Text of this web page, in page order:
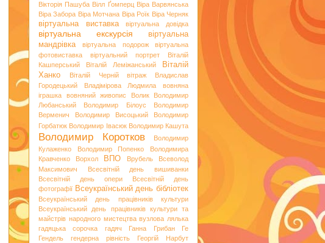
Вікторія Пашуба Вілл Ґомперц Віра Варвянська
Віра Забора Віра Мотчана Віра Роїк Віра Черняк
віртуальна виставка віртуальна довідка
віртуальна екскурсія
віртуальна
мандрівка
віртуальна подорож
віртуальна
фотовиставка
віртуальний портрет
Віталій
Кашперський
Віталій Леміжанський
Віталій
Ханко
Віталій Черній вітраж
Владислав
Городецький
Владімірова Людмила
вовняна
іграшка
вовняний живопис Волик
Володимир
Любанський
Володимир Білоус
Володимир
Верменич
Володимир Висоцький
Володимир
Горбатюк Володимир Івасюк Володимир Кашута
Володимир Коротков
Володимир
Кулаженко
Володимир Попенко
Володимира
Кравченко
Ворхол ВПО Врубель
Всеволод
Максимович
Всесвітній день вишиванки
Всесвітній день опери
Всесвітній день
фотографії Всеукраїнський день бібліотек
Всеукраїнський день працівників культури
Всеукраїнський день працівників культури та
майстрів народного мистецтва вузлова лялька
гадяцька сорочка
гадяч Ганна Грибан
Ге
Гендель
гендерна рівність
Георгій Нарбут